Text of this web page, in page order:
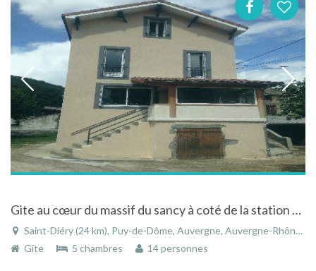
Gite au cœur du massif du sancy à coté de la station de ski de super-besse
Saint-Diéry (24 km), Puy-de-Dôme, Auvergne, Auvergne-Rhône-Alpes, France
Gîte
5 chambres 14 personnes